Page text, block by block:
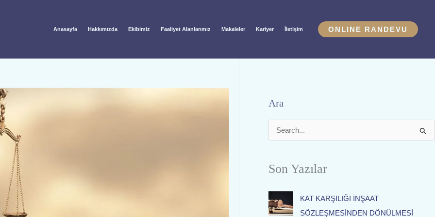
Anasayfa Hakkımızda Ekibimiz Faaliyet Alanlarımız Makaleler Kariyer İletişim ONLINE RANDEVU
Ara
c
h
Son Yazılar
KAT KARŞILIĞI İNŞAAT
SÖZLEŞMESİNDEN DÖNÜLMESİ